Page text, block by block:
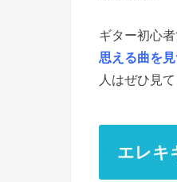
ギター初心
思える曲を
人はぜひ見
エレキ